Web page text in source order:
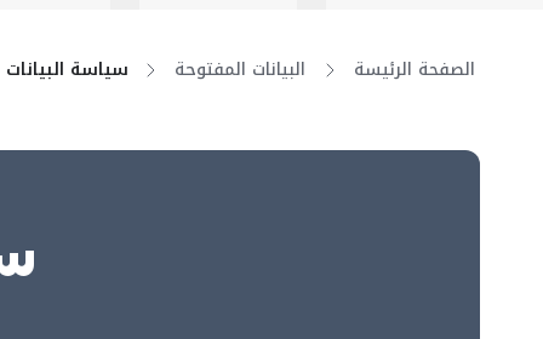
الصفحة الرئيسة البيانات المفتوحة